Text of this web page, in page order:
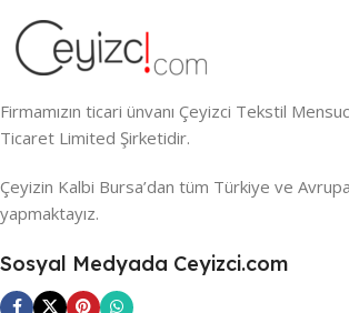
Firmamızın ticari ünvanı Çeyizci Tekstil
Ticaret Limited Şirketidir.
Çeyizin Kalbi Bursa’dan tüm Türkiye ve
yapmaktayız.
Sosyal Medyada Ceyizci.com